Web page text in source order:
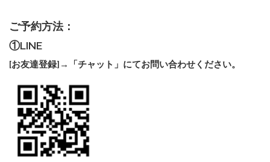
ご予約方法：
①LINE
[お友達登録]→「チャット」にてお問い合わせください。